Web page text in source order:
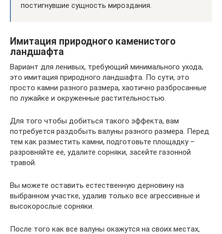
постигнувшие сущность мироздания.
Имитация природного каменистого
ландшафта
Вариант для ленивых, требующий минимального ухода,
это имитация природного ландшафта. По сути, это
просто камни разного размера, хаотично разбросанные
по лужайке и окруженные растительностью.
Для того чтобы добиться такого эффекта, вам
потребуется раздобыть валуны разного размера. Перед
тем как разместить камни, подготовьте площадку –
разровняйте ее, удалите сорняки, засейте газонной
травой.
Вы можете оставить естественную дерновину на
выбранном участке, удалив только все агрессивные и
высокорослые сорняки.
После того как все валуны окажутся на своих местах,